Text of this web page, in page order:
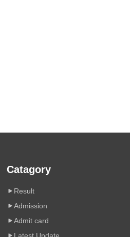
Catagory
Result
Admission
Admit card
Latest Update